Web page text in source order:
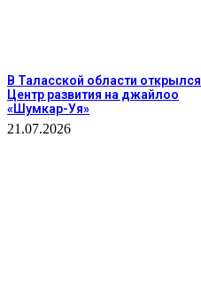
В Таласской области открылся
Центр развития на джайлоо
«Шумкар-Уя»
21.07.2026